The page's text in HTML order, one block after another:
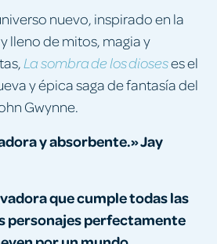
nuevo, inspirado en la
lleno de mitos, magia y
La sombra de los dioseses el
y épica saga de fantasía del
Gwynne.
y absorbente.» Jay
que cumple todas las
personajes perfectamente